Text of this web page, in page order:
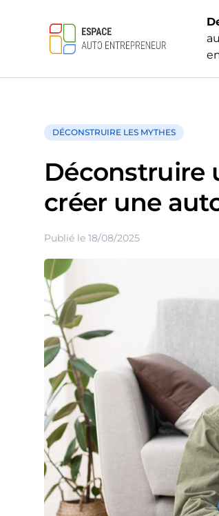
DÉCONSTRUIRE LES MYTHES
Déconstruire
créer une
Publié le 18/08/2025